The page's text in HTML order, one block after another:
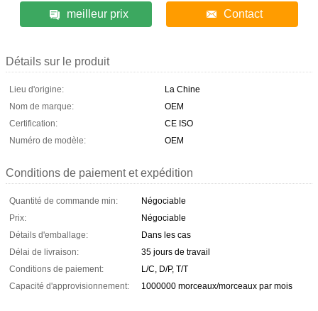
meilleur prix Contact
Détails sur le produit
Lieu d'origine:
La Chine
Nom de marque:
OEM
Certification:
CE ISO
Numéro de modèle:
OEM
Conditions de paiement et expédition
Quantité de commande min:
Négociable
Prix:
Négociable
Détails d'emballage:
Dans les cas
Délai de livraison:
35 jours de travail
Conditions de paiement:
L/C, D/P, T/T
Capacité d'approvisionnement:
1000000 morceaux/morceaux par mois